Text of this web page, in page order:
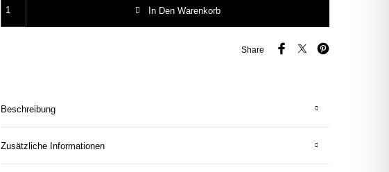
In Den Warenkorb
Share
Beschreibung
Zusätzliche Informationen